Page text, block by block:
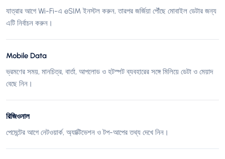
যাত্রার আগে Wi-Fi-এ eSIM ইনস্টল করুন, তারপর জর্জিয়া পৌঁছে মোবাইল ডেটার জন্য
এটি নির্বাচন করুন।
Mobile Data
ভ্রমণের সময়, মানচিত্র, বার্তা, আপলোড ও হটস্পট ব্যবহারের সঙ্গে মিলিয়ে ডেটা ও মেয়াদ
বেছে নিন।
রিজিওনাল
পেমেন্টের আগে নেটওয়ার্ক, অ্যাক্টিভেশন ও টপ-আপের তথ্য দেখে নিন।